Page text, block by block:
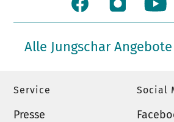
Alle Jungschar Angebote
Service
Presse
Social